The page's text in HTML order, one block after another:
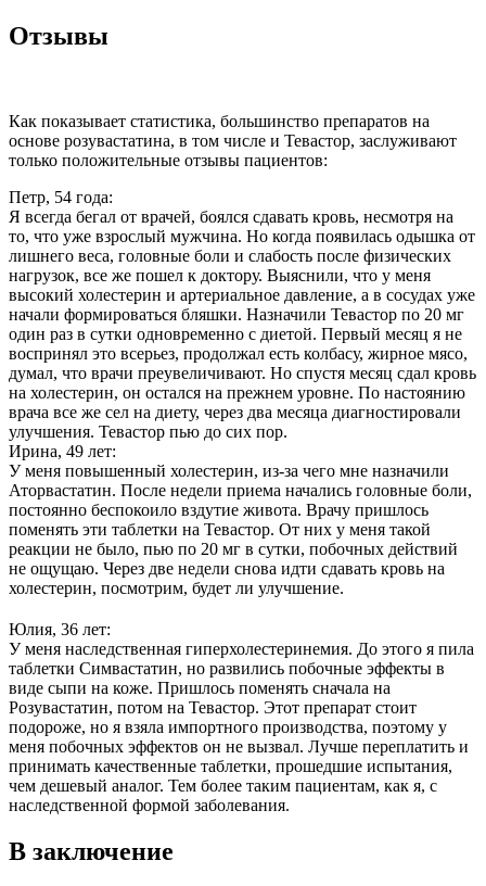
Отзывы
Как показывает статистика, большинство препаратов на
основе розувастатина, в том числе и Тевастор, заслуживают
только положительные отзывы пациентов:
Петр, 54 года:
Я всегда бегал от врачей, боялся сдавать кровь, несмотря на
то, что уже взрослый мужчина. Но когда появилась одышка от
лишнего веса, головные боли и слабость после физических
нагрузок, все же пошел к доктору. Выяснили, что у меня
высокий холестерин и артериальное давление, а в сосудах уже
начали формироваться бляшки. Назначили Тевастор по 20 мг
один раз в сутки одновременно с диетой. Первый месяц я не
воспринял это всерьез, продолжал есть колбасу, жирное мясо,
думал, что врачи преувеличивают. Но спустя месяц сдал кровь
на холестерин, он остался на прежнем уровне. По настоянию
врача все же сел на диету, через два месяца диагностировали
улучшения. Тевастор пью до сих пор.
Ирина, 49 лет:
У меня повышенный холестерин, из-за чего мне назначили
Аторвастатин. После недели приема начались головные боли,
постоянно беспокоило вздутие живота. Врачу пришлось
поменять эти таблетки на Тевастор. От них у меня такой
реакции не было, пью по 20 мг в сутки, побочных действий
не ощущаю. Через две недели снова идти сдавать кровь на
холестерин, посмотрим, будет ли улучшение.
Юлия, 36 лет:
У меня наследственная гиперхолестеринемия. До этого я пила
таблетки Симвастатин, но развились побочные эффекты в
виде сыпи на коже. Пришлось поменять сначала на
Розувастатин, потом на Тевастор. Этот препарат стоит
подороже, но я взяла импортного производства, поэтому у
меня побочных эффектов он не вызвал. Лучше переплатить и
принимать качественные таблетки, прошедшие испытания,
чем дешевый аналог. Тем более таким пациентам, как я, с
наследственной формой заболевания.
В заключение